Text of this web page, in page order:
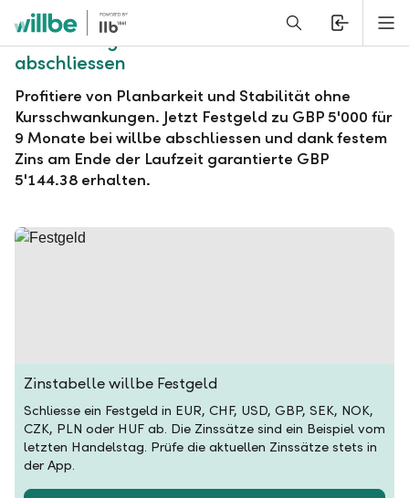
Alerts.Headline
willbe Festgeld zu GBP 5'000 für 9 Monate
abschliessen
Profitiere von Planbarkeit und Stabilität ohne
Kursschwankungen. Jetzt Festgeld zu GBP 5'000 für
9 Monate bei willbe abschliessen und dank festem
Zins am Ende der Laufzeit garantierte GBP
5'144.38 erhalten.
Zinstabelle willbe Festgeld
Schliesse ein Festgeld in EUR, CHF, USD, GBP, SEK, NOK,
CZK, PLN oder HUF ab. Die Zinssätze sind ein Beispiel vom
letzten Handelstag. Prüfe die aktuellen Zinssätze stets in
der App.